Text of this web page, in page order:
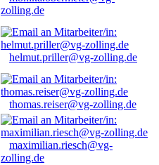
zolling.de
helmut.priller@vg-zolling.de
thomas.reiser@vg-zolling.de
maximilian.riesch@vg-
zolling.de